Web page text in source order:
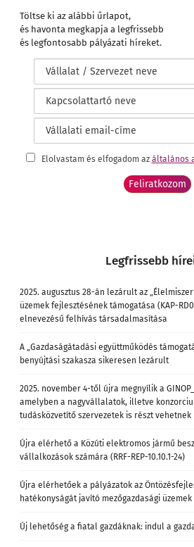
Töltse ki az alábbi űrlapot,
és havonta megkapja a legfrissebb
és legfontosabb pályázati híreket.
Elolvastam és elfogadom az általános
Legfrissebb
2025. augusztus 28-án lezárult az
üzemek fejlesztésének támogatása (KAP-
elnevezésű felhívás társadalmasítása
A „Gazdaságátadási együttműködés
benyújtási szakasza sikeresen lezárult
2025. november 4-től újra megnyílik a
amelyben a nagyvállalatok, illetve
tudásközvetítő szervezetek is részt vehetnek
Újra elérhető a Közúti elektromos jármű
vállalkozások számára (RRF-REP-10.10.1-24)
Újra elérhetőek a pályázatok az
hatékonyságát javító mezőgazdasági
Új lehetőség a fiatal gazdáknak: indul a